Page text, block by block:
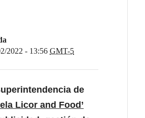
2022 - 13:56 GMT-5
de
Licor and Food’